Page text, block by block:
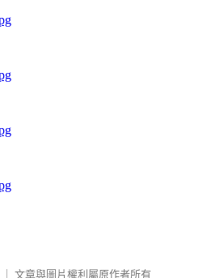
文章與圖片權利屬原作者所有